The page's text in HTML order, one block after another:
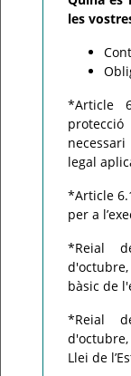
les
*Article
legal
*Article
per a
*Reial
bàsic de
*Reial
Llei de